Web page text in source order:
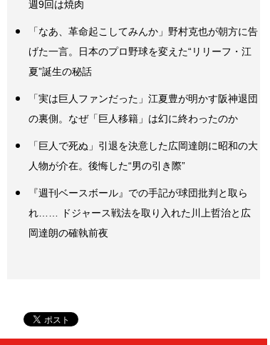
週9回は焼肉
「なあ、革命起こしてみんか」野村克也が朝方に告
げた一言。日本のプロ野球を変えた“リリーフ・江
夏”誕生の秘話
「実は巨人ファンだった」江夏豊が明かす阪神退団
の裏側。なぜ「巨人移籍」は幻に終わったのか
「巨人で死ぬ」引退を決意した広岡達朗に昭和の大
人物が介在。後悔した“男の引き際”
『週刊ベースボール』での手記が球団批判と取ら
れ…… ドジャース戦法を取り入れた川上哲治と広
岡達朗の確執前夜